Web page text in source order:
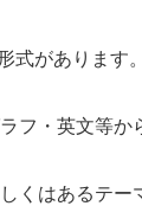
式があります。
フ・英文等か
くはあるテ